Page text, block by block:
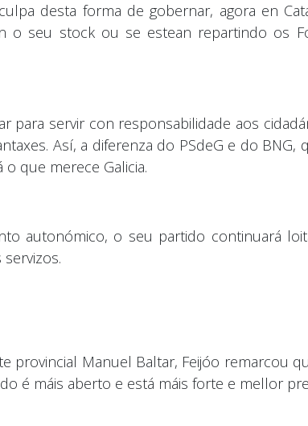
desta forma de gobernar, agora en
o seu stock ou se estean repartindo os
servir con responsabilidade aos
Así, a diferenza do PSdeG e do BNG,
que merece Galicia.
autonómico, o seu partido continuará
provincial Manuel Baltar, Feijóo remarcou
é máis aberto e está máis forte e mellor